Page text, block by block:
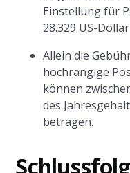
Einstellung für
28.329 US-
Allein die
hochrangige
können
des
betragen.